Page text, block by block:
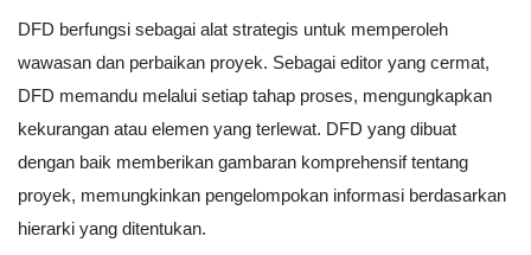
DFD berfungsi sebagai alat strategis untuk memperoleh
wawasan dan perbaikan proyek. Sebagai editor yang cermat,
DFD memandu melalui setiap tahap proses, mengungkapkan
kekurangan atau elemen yang terlewat. DFD yang dibuat
dengan baik memberikan gambaran komprehensif tentang
proyek, memungkinkan pengelompokan informasi berdasarkan
hierarki yang ditentukan.